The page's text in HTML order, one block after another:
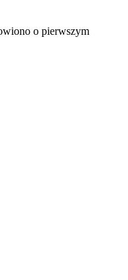
o pierwszym